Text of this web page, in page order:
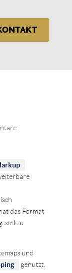
das Format
.xml zu
und
genutzt.